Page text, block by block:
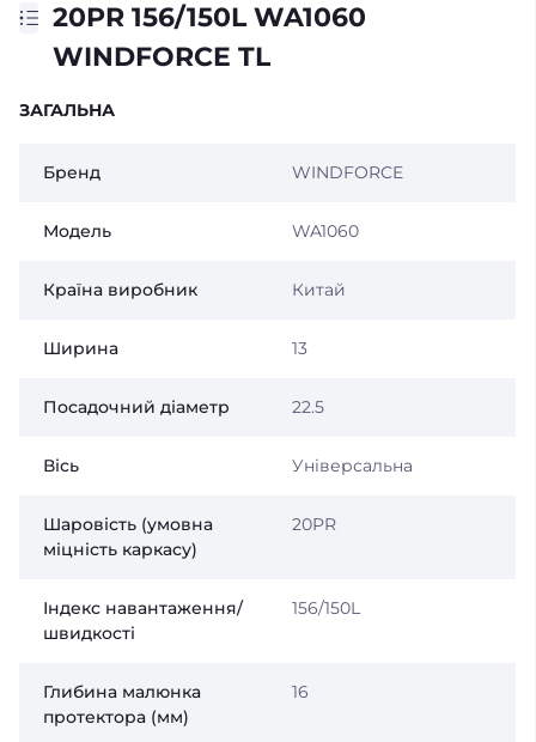
20PR 156/150L WA1060
WINDFORCE TL
ЗАГАЛЬНА
Бренд WINDFORCE
Модель WA1060
Країна виробник Китай
Ширина 13
Посадочний діаметр 22.5
Вісь Універсальна
Шаровість (умовна
міцність каркасу)
20PR
Індекс навантаження/
швидкості
156/150L
Глибина малюнка
протектора (мм)
16